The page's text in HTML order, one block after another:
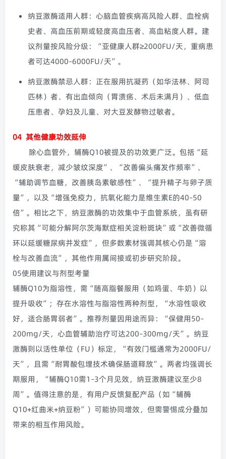
纳豆激酶适用人群： 心脑血管疾病高风险人群、血栓病
史者、高血压前期或轻度高血压者、高血粘度人群。建
议剂量按风险分级：“亚健康人群≥2000FU/天，重病患
者可达4000–6000FU/天”。
纳豆激酶禁忌人群： 正在服用抗凝药（如华法林、阿司
匹林）者、有出血倾向（胃溃疡、术后未满月）、低血
压患者、孕妇及儿童、对大豆发酵物过敏者。
04 其他健康功效延伸
除心血管外，辅酶Q10被提及的功效更广泛。包括“延
缓皮肤衰老，减少皱纹深度”、“改善偏头痛发作频率”、
“辅助调节血糖，改善胰岛素敏感性”、“提升精子与卵子质
量”，以及“增强免疫力，抗氧化能力是维生素E的40–50
倍”。相比之下，纳豆激酶的功效集中于血管系统，虽有研
究称其“可能分解阿尔茨海默症相关淀粉斑块”或“改善微循
环以延缓糖尿病并发症”，但多数素材强调其核心仍是“溶
栓与改善血流”，其他作用属间接或初步研究阶段。
05使用建议与剂型考量
辅酶Q10为脂溶性，需“随高脂餐服用（如鸡蛋、牛奶）以
提升吸收”；存在水溶性与脂溶性两种剂型，“水溶性吸收
好，适合肠胃弱者”。推荐剂量因用途而异：“保健用50–
200mg/天，心血管辅助治疗可达200–300mg/天”。纳豆
激酶则以活性单位（FU）标定，“有效门槛通常为2000FU/
天”，且需“耐胃酸包埋技术确保肠道释放”。两者均强调长
期服用，“辅酶Q10需1–3个月见效，纳豆激酶建议至少8
周”。值得注意的是，有用户反馈复配产品（如“辅酶
Q10+红曲米+纳豆粉”）可能协同增效，但需警惕成分叠加
带来的相互作用风险。